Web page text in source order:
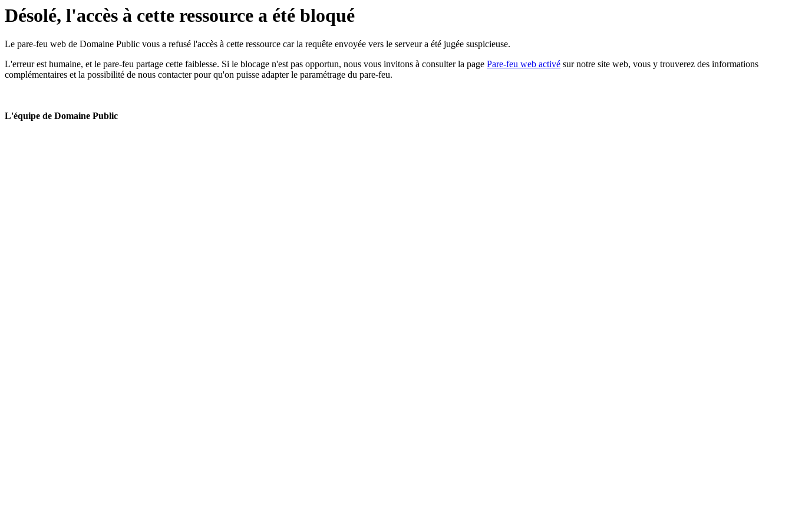
Désolé, l'accès à cette ressource a été bloqué
Le pare-feu web de Domaine Public vous a refusé l'accès à cette ressource car la requête envoyée vers le serveur a été jugée suspicieuse.
L'erreur est humaine, et le pare-feu partage cette faiblesse. Si le blocage n'est pas opportun, nous vous invitons à consulter la page Pare-feu web activé sur notre site web, vous y trouverez des informations
complémentaires et la possibilité de nous contacter pour qu'on puisse adapter le paramétrage du pare-feu.
L'équipe de Domaine Public